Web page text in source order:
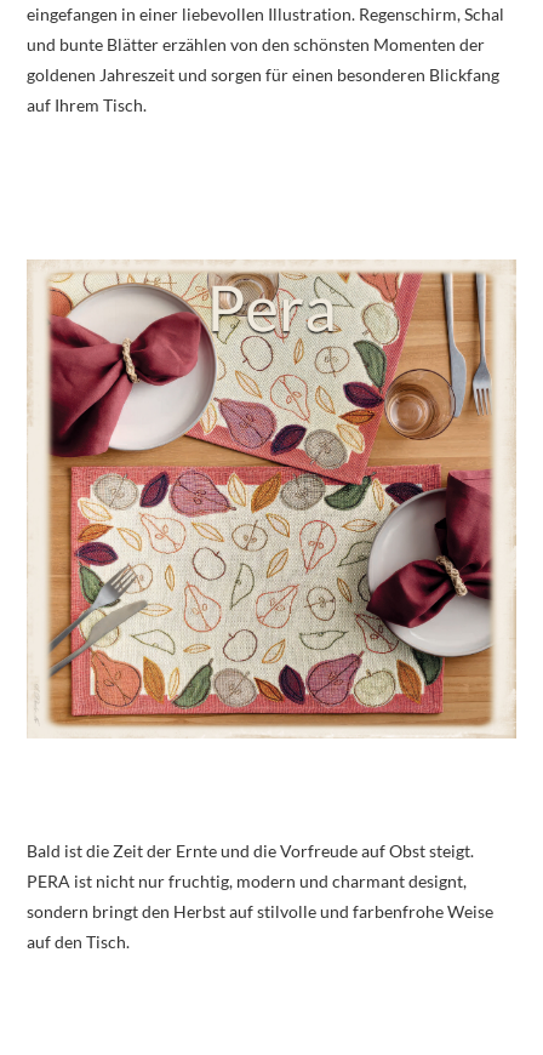
eingefangen in einer liebevollen Illustration. Regenschirm, Schal
und bunte Blätter erzählen von den schönsten Momenten der
goldenen Jahreszeit und sorgen für einen besonderen Blickfang
auf Ihrem Tisch.
Bald ist die Zeit der Ernte und die Vorfreude auf Obst steigt.
PERA ist nicht nur fruchtig, modern und charmant designt,
sondern bringt den Herbst auf stilvolle und farbenfrohe Weise
auf den Tisch.